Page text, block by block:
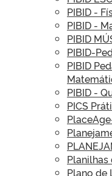
PIBID -
PIBID -
PIBID
PIBID-
PIBID
PIBID -
PICS
Plano de